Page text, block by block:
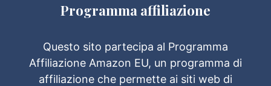
Programma affiliazione
Questo sito partecipa al Programma
Affiliazione Amazon EU, un programma di
affiliazione che permette ai siti web di